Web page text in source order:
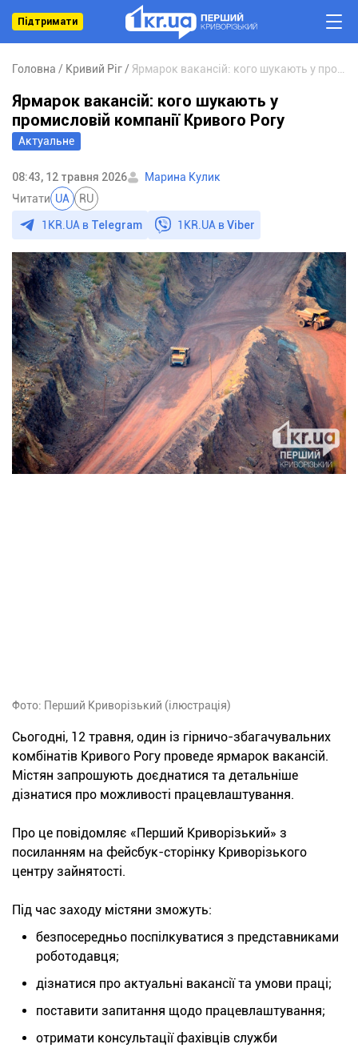
Підтримати
Головна Кривий Ріг
Актуальне
Ярмарок вакансій: кого шукають у
промисловій компанії Кривого Рогу
08:43, 12 травня 2026
Марина Кулик
Читати UA RU
1KR.UA в Telegram 1KR.UA вViber
Фото: Перший Криворізький (ілюстрація)
Сьогодні, 12 травня, один із гірничо-збагачувальних
комбінатів Кривого Рогу проведе ярмарок вакансій.
Містян запрошують доєднатися та детальніше
дізнатися про можливості працевлаштування.
Про це повідомляє «Перший Криворізький» з
посиланням на фейсбук-сторінку Криворізького
центру зайнятості.
Під час заходу містяни зможуть:
безпосередньо поспілкуватися з представниками
роботодавця;
дізнатися про актуальні вакансії та умови праці;
поставити запитання щодо працевлаштування;
отримати консультації фахівців служби